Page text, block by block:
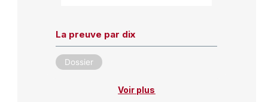
La preuve par dix
Dossier
Voir plus